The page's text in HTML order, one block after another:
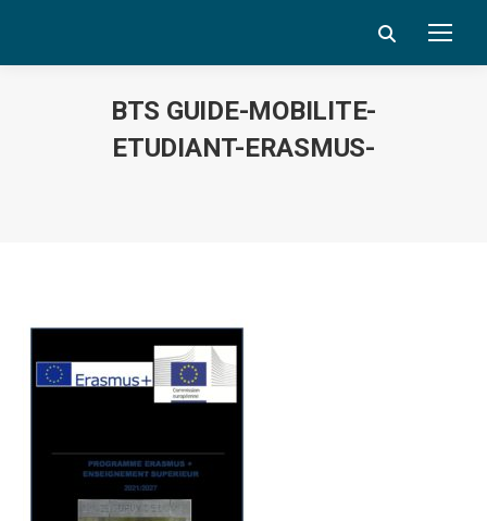
Search:
BTS GUIDE-MOBILITE-
ETUDIANT-ERASMUS-